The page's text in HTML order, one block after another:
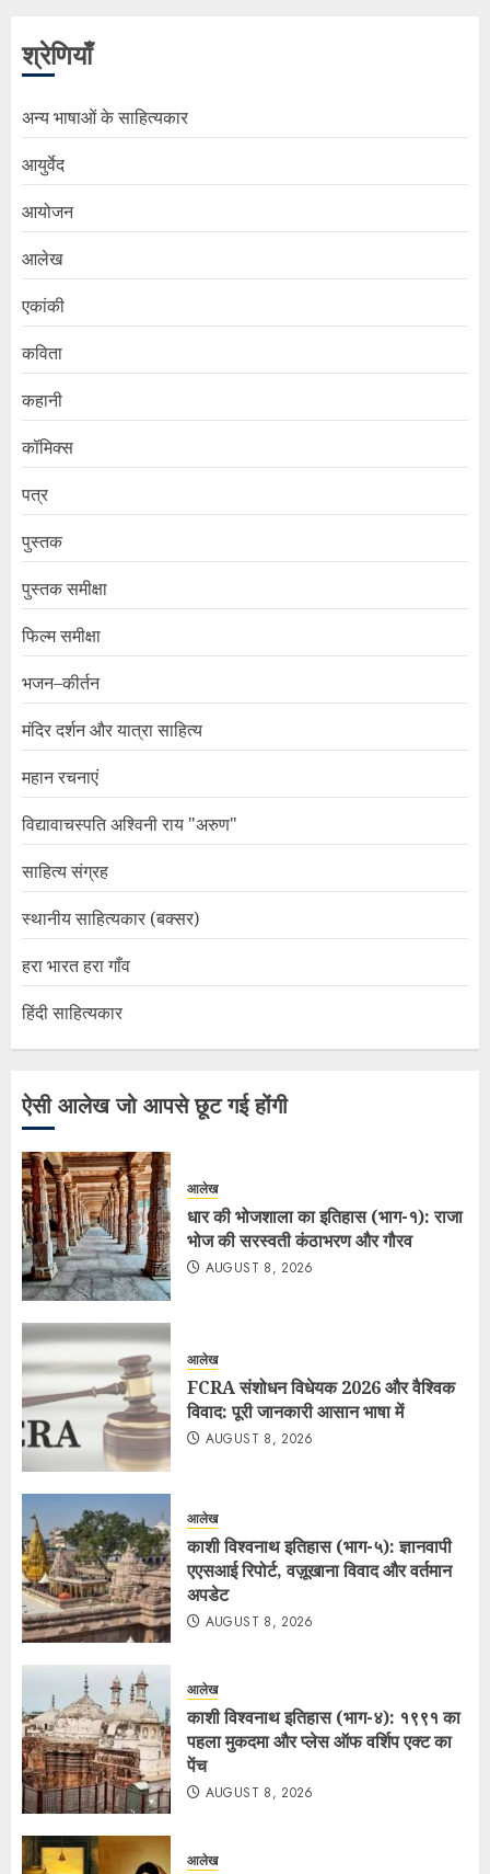
श्रेणियाँ
अन्य भाषाओं के साहित्यकार
आयुर्वेद
आयोजन
आलेख
एकांकी
कविता
कहानी
कॉमिक्स
पत्र
पुस्तक
पुस्तक समीक्षा
फिल्म समीक्षा
भजन–कीर्तन
मंदिर दर्शन और यात्रा साहित्य
महान रचनाएं
विद्यावाचस्पति अश्विनी राय "अरुण"
साहित्य संग्रह
स्थानीय साहित्यकार (बक्सर)
हरा भारत हरा गाँव
हिंदी साहित्यकार
ऐसी आलेख जो आपसे छूट गई होंगी
आलेख
धार की भोजशाला का इतिहास (भाग-१): राजा
भोज की सरस्वती कंठाभरण और गौरव
AUGUST 8, 2026
आलेख
FCRA संशोधन विधेयक 2026 और वैश्विक
विवाद: पूरी जानकारी आसान भाषा में
AUGUST 8, 2026
आलेख
काशी विश्वनाथ इतिहास (भाग-५): ज्ञानवापी
एएसआई रिपोर्ट, वज़ूखाना विवाद और वर्तमान
अपडेट
AUGUST 8, 2026
आलेख
काशी विश्वनाथ इतिहास (भाग-४): १९९१ का
पहला मुकदमा और प्लेस ऑफ वर्शिप एक्ट का
पेंच
AUGUST 8, 2026
आलेख